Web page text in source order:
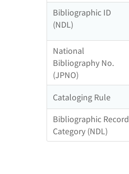
Bibliographic ID
(NDL)
National
Bibliography No.
(JPNO)
Cataloging Rule
Bibliographic Record
Category (NDL)